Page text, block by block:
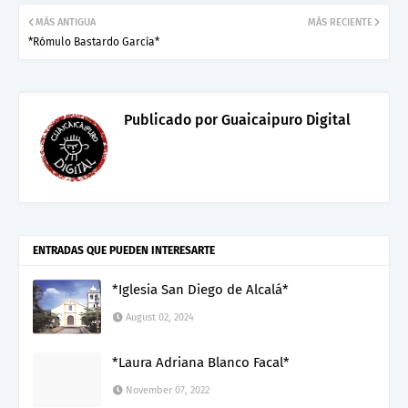
MÁS RECIENTE
MÁS ANTIGUA
*Rómulo Bastardo García*
Publicado porGuaicaipuro Digital
ENTRADAS QUE PUEDEN INTERESARTE
*Iglesia San Diego de Alcalá*
August 02, 2024
*Laura Adriana Blanco Facal*
November 07, 2022